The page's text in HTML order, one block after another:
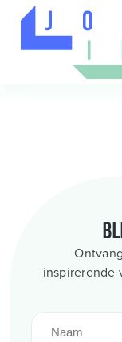
inspirerende